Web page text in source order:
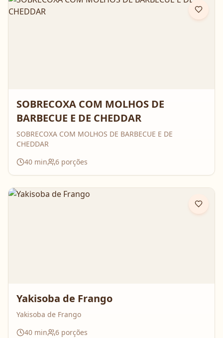
SOBRECOXA COM MOLHOS DE
BARBECUE E DE CHEDDAR
SOBRECOXA COM MOLHOS DE BARBECUE E DE
CHEDDAR
40 min 6 porções
Yakisoba de Frango
Yakisoba de Frango
40 min 6 porções